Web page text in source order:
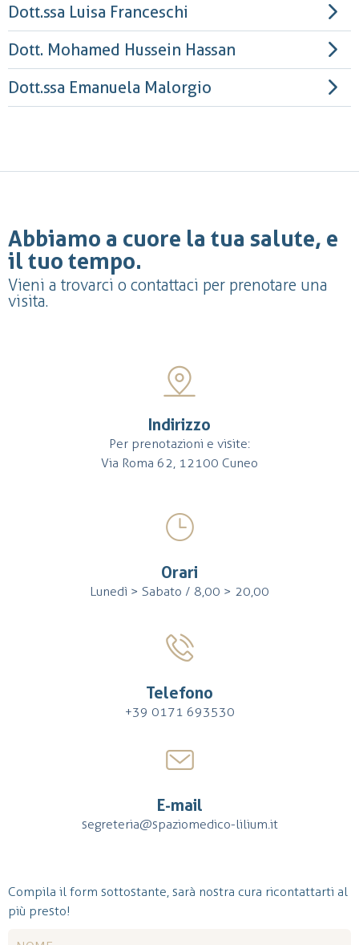
Dott.ssa Luisa Franceschi
Dott. Mohamed Hussein Hassan
Dott.ssa Emanuela Malorgio
Abbiamo a cuore la tua salute, e
il tuo tempo.
Vieni a trovarci o contattaci per prenotare una
visita.
Indirizzo
Per prenotazioni e visite:
Via Roma 62, 12100 Cuneo
Orari
Lunedì > Sabato / 8,00 > 20,00
Telefono
+39 0171 693530
E-mail
segreteria@spaziomedico-lilium.it
Compila il form sottostante, sarà nostra cura ricontattarti al
più presto!